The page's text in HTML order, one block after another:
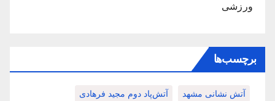
ورزشی
برچسب‌ها
آتش نشانی مشهد آتش‌پاد دوم مجید فرهادی